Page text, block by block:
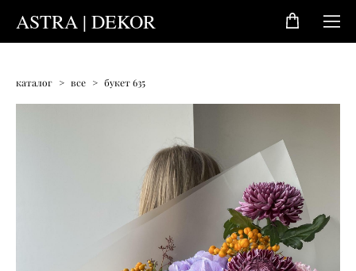
ASTRA | DEKOR
каталог > все > букет 635